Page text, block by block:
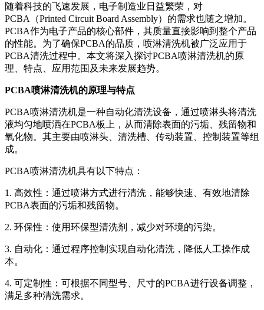
随着科技的飞速发展，电子制造业日益繁荣，对
PCBA（Printed Circuit Board Assembly）的需求也随之增加。
PCBA作为电子产品的核心部件，其质量直接影响到整个产品
的性能。为了确保PCBA的品质，喷淋清洗机被广泛应用于
PCBA清洗过程中。本文将深入探讨PCBA喷淋清洗机的原
理、特点、应用范围及未来发展趋势。
PCBA喷淋清洗机的原理与特点
PCBA喷淋清洗机是一种自动化清洗设备，通过喷淋头将清洗
液均匀地喷洒在PCBA板上，从而清除表面的污垢、残留物和
氧化物。其主要由喷淋头、清洗槽、传动装置、控制装置等组
成。
PCBA喷淋清洗机具有以下特点：
1. 高效性：通过喷淋方式进行清洗，能够快速、有效地清除
PCBA表面的污垢和残留物。
2. 环保性：使用环保型清洗剂，减少对环境的污染。
3. 自动化：通过程序控制实现自动化清洗，降低人工操作成
本。
4. 可定制性：可根据不同型号、尺寸的PCBA进行设备调整，
满足多种清洗需求。